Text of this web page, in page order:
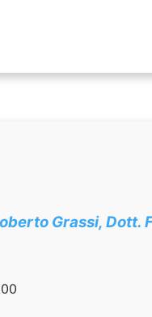
Grassi, Dott.